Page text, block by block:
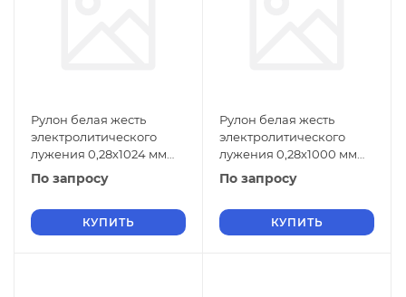
Рулон белая жесть
электролитического
лужения 0,28х1024 мм
ЖК ГОСТ Р 52204-2004
По запросу
КУПИТЬ
Рулон белая жесть
электролитического
лужения 0,28х1000 мм
ЖК ГОСТ Р 52204-2004
По запросу
КУПИТЬ